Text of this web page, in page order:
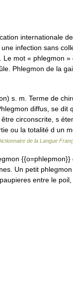
internationale
infection sans
Le mot « phlegmon »
Phlegmon de la
s. m. Terme de
diffus, se dit
circonscrite, s
ou la totalité d un
de la Langue
{{o=phlepmon}}
Un petit
entre le